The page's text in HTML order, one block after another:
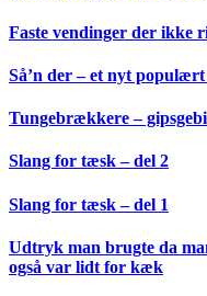
Faste vendinger der ikke
Så’n der – et nyt
Tungebrækkere –
Slang for tæsk – del 2
Slang for tæsk – del 1
Udtryk man brugte da
også var lidt for kæk